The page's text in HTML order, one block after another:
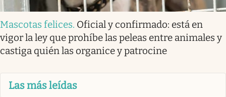
Mascotas felices. Oficial y confirmado: está en
vigor la ley que prohíbe las peleas entre animales y
castiga quién las organice y patrocine
Las más leídas